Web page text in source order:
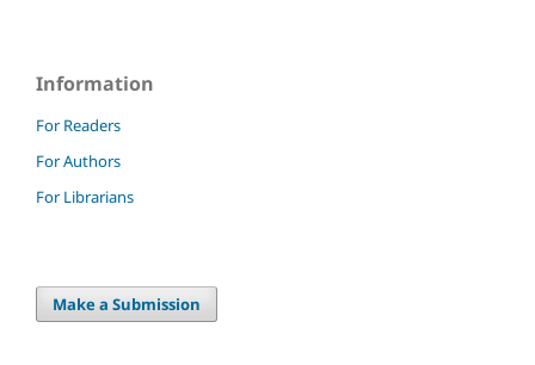
Information
For Readers
For Authors
For Librarians
Make a Submission